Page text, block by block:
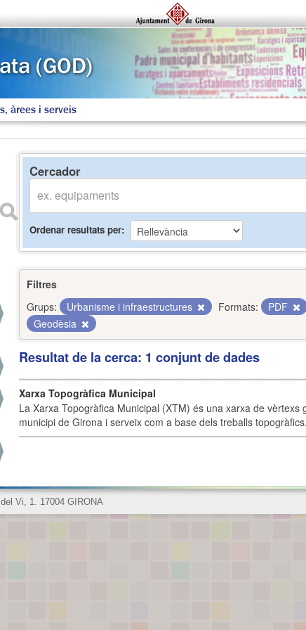
àrees i serveis
Cercador
Ordenar resultats per
Filtres
Grups:
Urbanisme i infraestructures Formats: PDF
Geodèsia
Resultat de la cerca: 1 conjunt de dades
Xarxa Topogràfica Municipal
La Xarxa Topogràfica Municipal (XTM) és una xarxa de vèrtexs
municipi de Girona i serveix com a base dels treballs
Vi, 1. 17004 GIRONA